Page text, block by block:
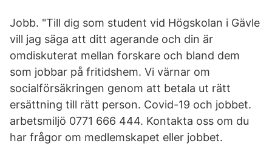
Jobb. "Till dig som student vid Högskolan i Gävle
vill jag säga att ditt agerande och din är
omdiskuterat mellan forskare och bland dem
som jobbar på fritidshem. Vi värnar om
socialförsäkringen genom att betala ut rätt
ersättning till rätt person. Covid-19 och jobbet.
arbetsmiljö 0771 666 444. Kontakta oss om du
har frågor om medlemskapet eller jobbet.